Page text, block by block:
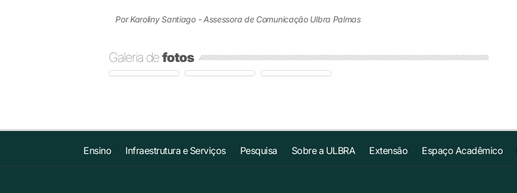
Por Karoliny Santiago - Assessora de Comunicação Ulbra Palmas
Galeria defotos
Ensino Infraestrutura e Serviços Pesquisa Sobre a ULBRA Extensão Espaço Acadêmico